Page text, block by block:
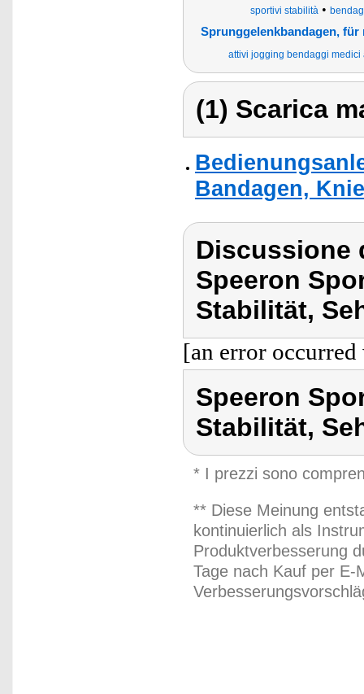
sportivi stabilità •
Sprunggelenkbandagen, für
attivi jogging bendaggi medici
(1) Scarica
Bandagen,
Discussione
Speeron
Stabilität,
[an error
Speeron
Stabilität,
* I prezzi sono
** Diese Meinung
kontinuierlich als
Produktverbesserung
Tage nach Kauf per E-